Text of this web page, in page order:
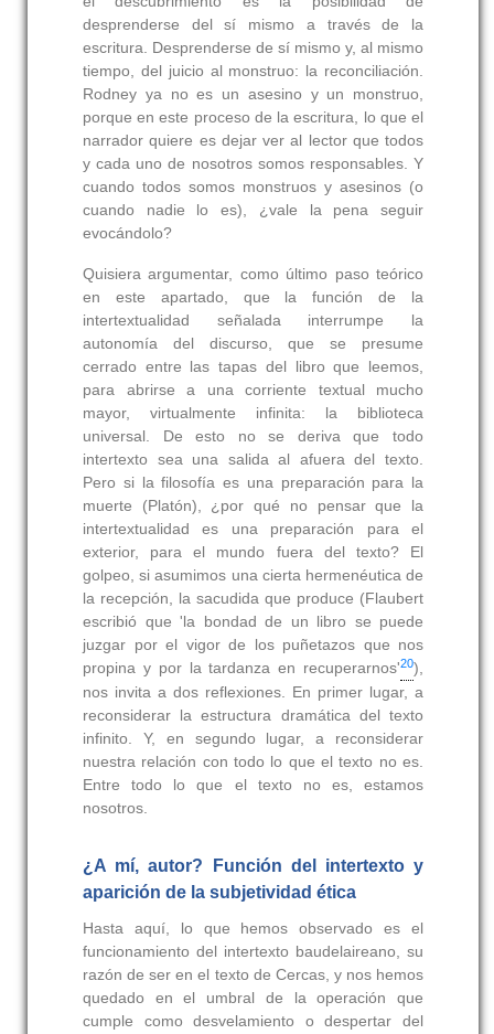
desprenderse del sí mismo a través de la
escritura. Desprenderse de sí mismo y, al mismo
tiempo, del juicio al monstruo: la reconciliación.
Rodney ya no es un asesino y un monstruo,
porque en este proceso de la escritura, lo que el
narrador quiere es dejar ver al lector que todos
y cada uno de nosotros somos responsables. Y
cuando todos somos monstruos y asesinos (o
cuando nadie lo es), ¿vale la pena seguir
evocándolo?
Quisiera argumentar, como último paso teórico
en este apartado, que la función de la
intertextualidad señalada interrumpe la
autonomía del discurso, que se presume
cerrado entre las tapas del libro que leemos,
para abrirse a una corriente textual mucho
mayor, virtualmente infinita: la biblioteca
universal. De esto no se deriva que todo
intertexto sea una salida al afuera del texto.
Pero si la filosofía es una preparación para la
muerte (Platón), ¿por qué no pensar que la
intertextualidad es una preparación para el
exterior, para el mundo fuera del texto? El
golpeo, si asumimos una cierta hermenéutica de
la recepción, la sacudida que produce (Flaubert
escribió que 'la bondad de un libro se puede
juzgar por el vigor de los puñetazos que nos
propina y por la tardanza en recuperarnos'20),
nos invita a dos reflexiones. En primer lugar, a
reconsiderar la estructura dramática del texto
infinito. Y, en segundo lugar, a reconsiderar
nuestra relación con todo lo que el texto no es.
Entre todo lo que el texto no es, estamos
nosotros.
¿A mí, autor? Función del intertexto y
aparición de la subjetividad ética
Hasta aquí, lo que hemos observado es el
funcionamiento del intertexto baudelaireano, su
razón de ser en el texto de Cercas, y nos hemos
quedado en el umbral de la operación que
cumple como desvelamiento o despertar del